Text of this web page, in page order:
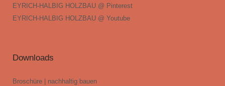
EYRICH-HALBIG HOLZBAU @ Pinterest
EYRICH-HALBIG HOLZBAU @ Youtube
Downloads
Broschüre | nachhaltig bauen